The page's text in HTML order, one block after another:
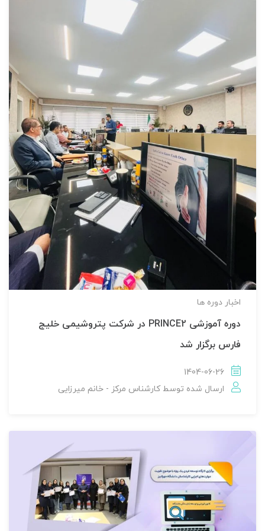
اخبار دوره ها
دوره آموزشی PRINCE2 در شرکت پتروشیمی خلیج
فارس برگزار شد
1404-06-26
ارسال شده توسطکارشناس مرکز - خانم میرزایی